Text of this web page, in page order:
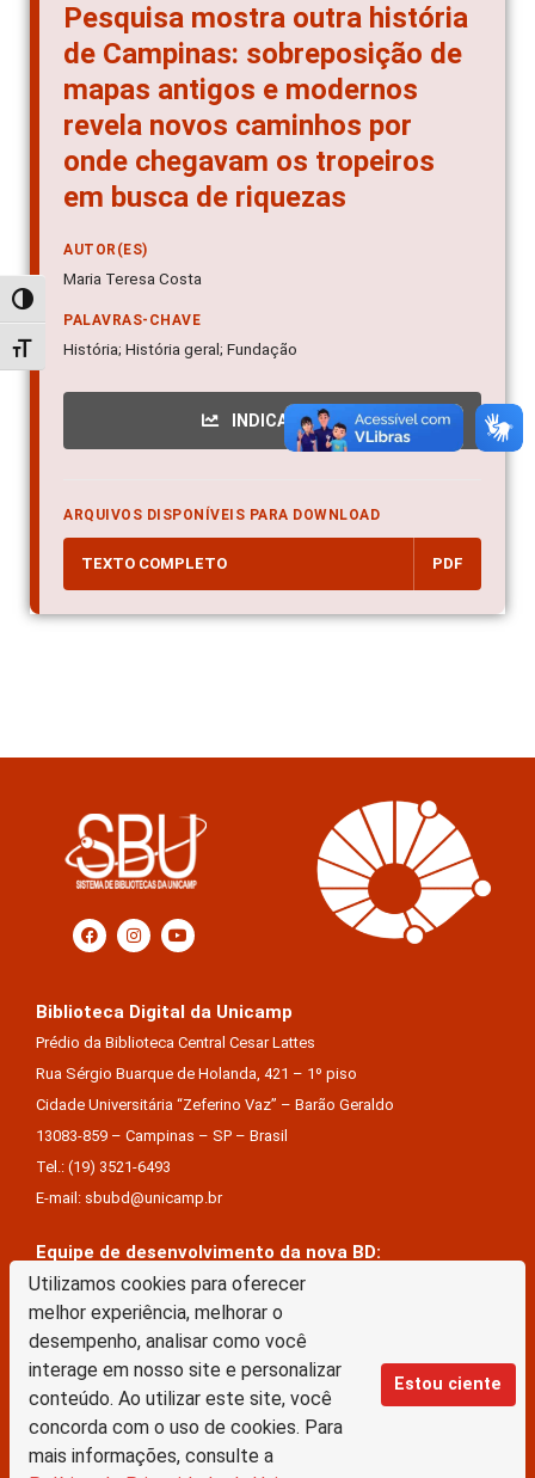
Utilizamos cookies para oferecer
melhor experiência, melhorar o
desempenho, analisar como você
interage em nosso site e personalizar
conteúdo. Ao utilizar este site, você
concorda com o uso de cookies. Para
mais informações, consulte a
Estou ciente
Alternar alto contraste
Alternar tamanho da fonte
Pesquisa mostra outra história
de Campinas: sobreposição de
mapas antigos e modernos
revela novos caminhos por
onde chegavam os tropeiros
em busca de riquezas
AUTOR(ES)
Maria Teresa Costa
PALAVRAS-CHAVE
História; História geral; Fundação
INDICADORES
ARQUIVOS DISPONÍVEIS PARA DOWNLOAD
TEXTO COMPLETO PDF
Biblioteca Digital da Unicamp
Prédio da Biblioteca Central Cesar Lattes
Rua Sérgio Buarque de Holanda, 421 – 1º piso
Cidade Universitária “Zeferino Vaz” – Barão Geraldo
13083-859 – Campinas – SP – Brasil
Tel.: (19) 3521-6493
E-mail: sbubd@unicamp.br
Equipe de desenvolvimento da nova BD:
Keite Aparecida Duarte
Márcio Vinícius De Jesus Almeida
Saul Victor De Castro E Silva
A Biblioteca Digital da Unicamp está licenciado com uma Licença Creative Commons –
Atribuição Sem Derivações 4.0 Internacional